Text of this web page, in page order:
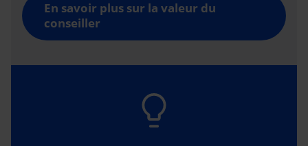
En savoir plus sur la valeur du
conseiller